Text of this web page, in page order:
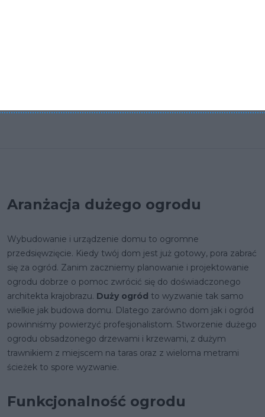
Aranżacja dużego ogrodu
Wybudowanie i urządzenie domu to ogromne
przedsięwzięcie. Kiedy twój dom jest już gotowy, pora zabrać
się za ogród. Zanim zaczniemy planowanie i projektowanie
ogrodu dobrze o pomoc zwrócić się do doświadczonego
architekta krajobrazu. Duży ogród to wyzwanie tak samo
wielkie jak budowa domu. Dlatego zarówno dom jak i ogród
powinniśmy powierzyć profesjonalistom. Stworzenie dużego
ogrodu obsadzonego drzewami i krzewami, z dużym
trawnikiem z miejscem na taras oraz z wieloma metrami
ścieżek to spore wyzwanie.
Funkcjonalność ogrodu